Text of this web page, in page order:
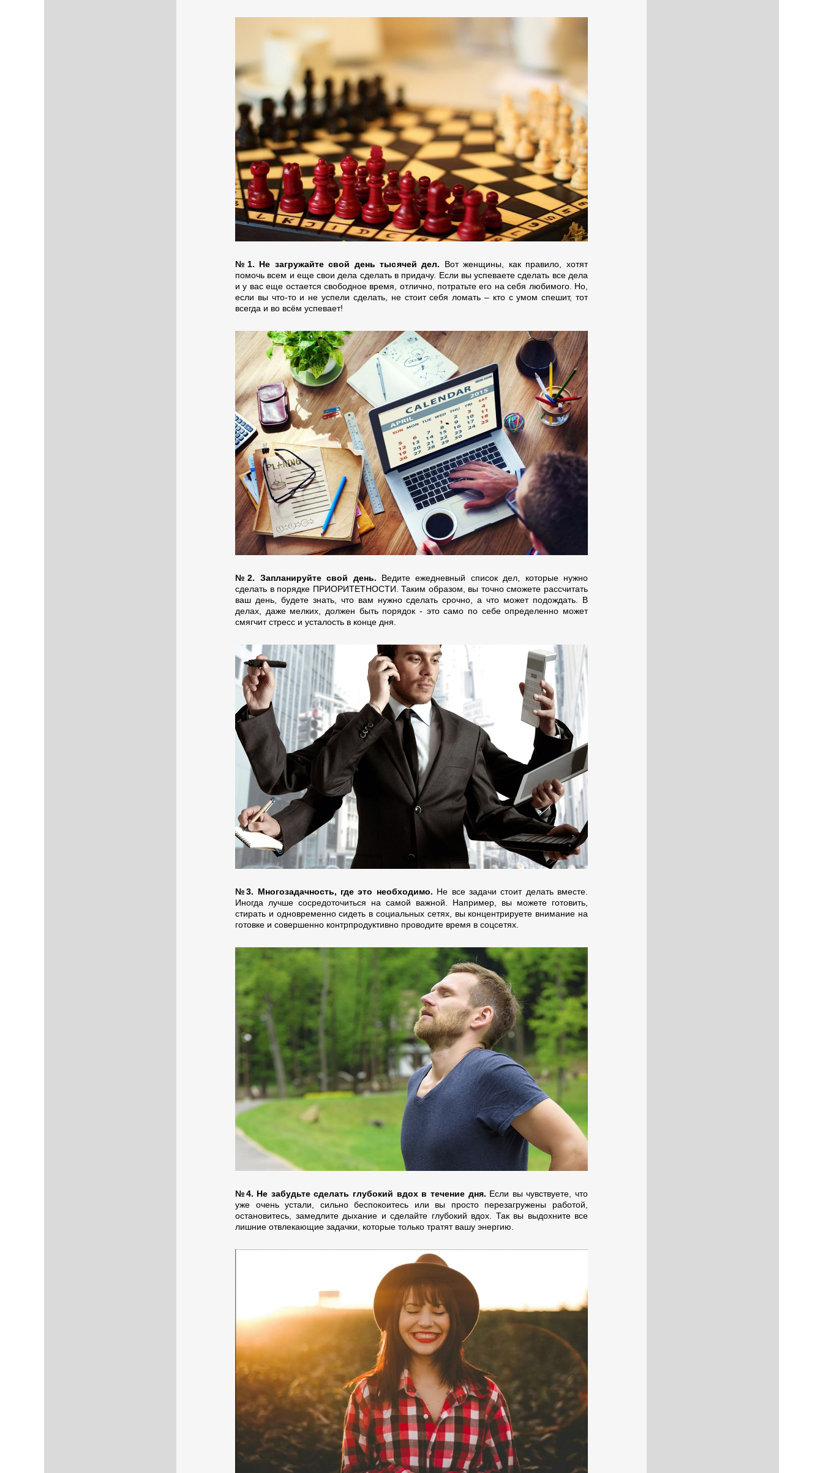
№1. Не загружайте свой день тысячей дел. Вот женщины, как правило, хотят
помочь всем и еще свои дела сделать в придачу. Если вы успеваете сделать все дела
и у вас еще остается свободное время, отлично, потратьте его на себя любимого. Но,
если вы что-то и не успели сделать, не стоит себя ломать – кто с умом спешит, тот
всегда и во всём успевает!
№2. Запланируйте свой день. Ведите ежедневный список дел, которые нужно
сделать в порядке ПРИОРИТЕТНОСТИ. Таким образом, вы точно сможете рассчитать
ваш день, будете знать, что вам нужно сделать срочно, а что может подождать. В
делах, даже мелких, должен быть порядок - это само по себе определенно может
смягчит стресс и усталость в конце дня.
№3. Многозадачность, где это необходимо. Не все задачи стоит делать вместе.
Иногда лучше сосредоточиться на самой важной. Например, вы можете готовить,
стирать и одновременно сидеть в социальных сетях, вы концентрируете внимание на
готовке и совершенно контрпродуктивно проводите время в соцсетях.
№4. Не забудьте сделать глубокий вдох в течение дня. Если вы чувствуете, что
уже очень устали, сильно беспокоитесь или вы просто перезагружены работой,
остановитесь, замедлите дыхание и сделайте глубокий вдох. Так вы выдохните все
лишние отвлекающие задачки, которые только тратят вашу энергию.